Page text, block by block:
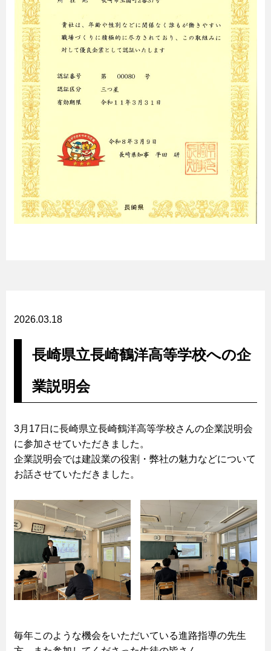
2026.03.18
長崎県立長崎鶴洋高等学校への企
業説明会
3月17日に長崎県立長崎鶴洋高等学校さんの企業説明会
に参加させていただきました。
企業説明会では建設業の役割・弊社の魅力などについて
お話させていただきました。
毎年このような機会をいただいている進路指導の先生